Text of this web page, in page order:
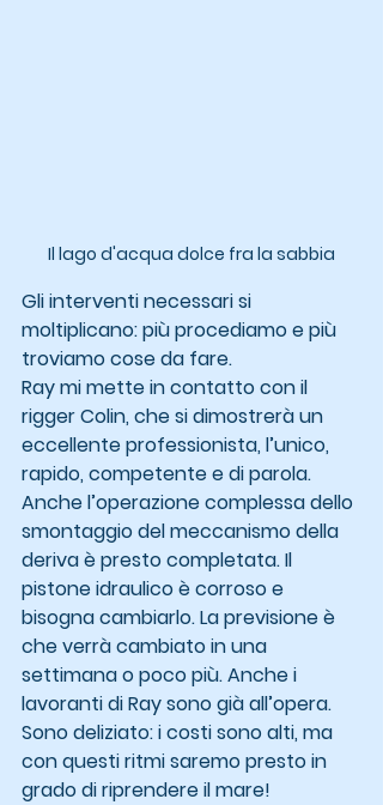
Il lago d'acqua dolce fra la sabbia
Gli interventi necessari si
moltiplicano: più procediamo e più
troviamo cose da fare.
Ray mi mette in contatto con il
rigger Colin, che si dimostrerà un
eccellente professionista, l’unico,
rapido, competente e di parola.
Anche l’operazione complessa dello
smontaggio del meccanismo della
deriva è presto completata. Il
pistone idraulico è corroso e
bisogna cambiarlo. La previsione è
che verrà cambiato in una
settimana o poco più. Anche i
lavoranti di Ray sono già all’opera.
Sono deliziato: i costi sono alti, ma
con questi ritmi saremo presto in
grado di riprendere il mare!